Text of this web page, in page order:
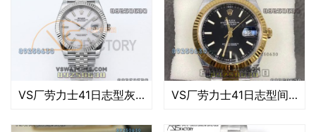
VS厂劳力士41日志型灰盘款复刻腕表-VS手表 VS厂劳力士41日志型间金黑盘款126333-0009复刻表-VS手表